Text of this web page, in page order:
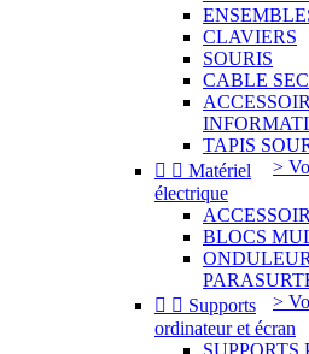
CLAVIERS
SOURIS
CABLE
TAPIS
>
  Matériel
électrique
BLOCS
>
  Supports
ordinateur et écran